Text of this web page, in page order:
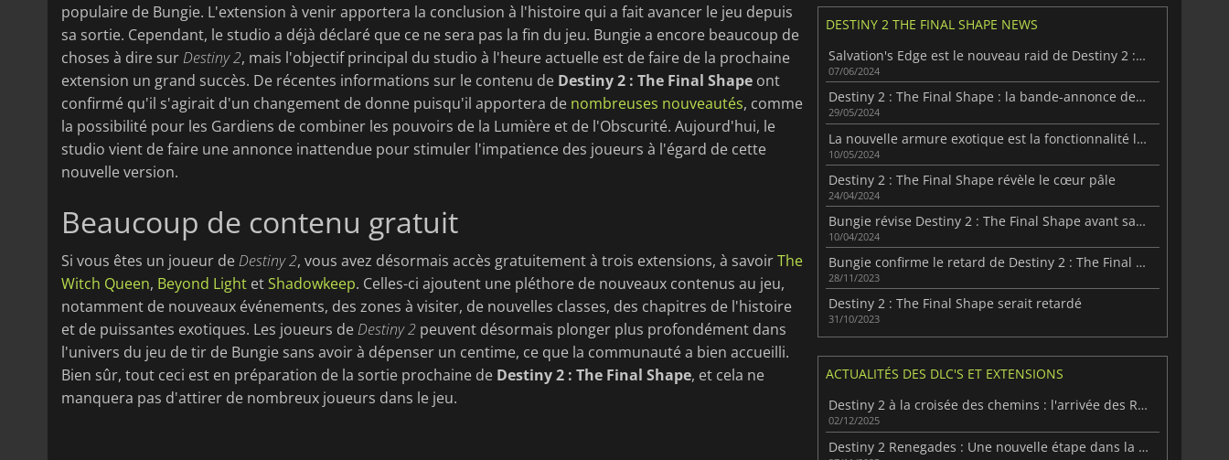
populaire de Bungie. L'extension à venir apportera la conclusion à l'histoire qui a fait avancer le jeu depuis
sa sortie. Cependant, le studio a déjà déclaré que ce ne sera pas la fin du jeu. Bungie a encore beaucoup de
choses à dire surDestiny 2, mais l'objectif principal du studio à l'heure actuelle est de faire de la prochaine
extension un grand succès. De récentes informations sur le contenu de Destiny 2 : The Final Shape ont
confirmé qu'il s'agirait d'un changement de donne puisqu'il apportera de nombreuses nouveautés, comme
la possibilité pour les Gardiens de combiner les pouvoirs de la Lumière et de l'Obscurité. Aujourd'hui, le
studio vient de faire une annonce inattendue pour stimuler l'impatience des joueurs à l'égard de cette
nouvelle version.
Beaucoup de contenu gratuit
Si vous êtes un joueur deDestiny 2, vous avez désormais accès gratuitement à trois extensions, à savoirThe
Witch Queen, Beyond Light etShadowkeep. Celles-ci ajoutent une pléthore de nouveaux contenus au jeu,
notamment de nouveaux événements, des zones à visiter, de nouvelles classes, des chapitres de l'histoire
et de puissantes exotiques. Les joueurs deDestiny 2 peuvent désormais plonger plus profondément dans
l'univers du jeu de tir de Bungie sans avoir à dépenser un centime, ce que la communauté a bien accueilli.
Bien sûr, tout ceci est en préparation de la sortie prochaine de Destiny 2 : The Final Shape, et cela ne
manquera pas d'attirer de nombreux joueurs dans le jeu.
DESTINY 2 THE FINAL SHAPE NEWS
Salvation's Edge est le nouveau raid de Destiny 2 : The Final Shape
07/06/2024
Destiny 2 : The Final Shape : la bande-annonce de lancement est ici
29/05/2024
La nouvelle armure exotique est la fonctionnalité la plus attendue de Destiny 2 : The Final Shape.
10/05/2024
Destiny 2 : The Final Shape révèle le cœur pâle
24/04/2024
Bungie révise Destiny 2 : The Final Shape avant sa sortie
10/04/2024
Bungie confirme le retard de Destiny 2 : The Final Shape
28/11/2023
Destiny 2 : The Final Shape serait retardé
31/10/2023
ACTUALITÉS DES DLC'S ET EXTENSIONS
Destiny 2 à la croisée des chemins : l'arrivée des Renégats
02/12/2025
Destiny 2 Renegades : Une nouvelle étape dans la frontière sans loi